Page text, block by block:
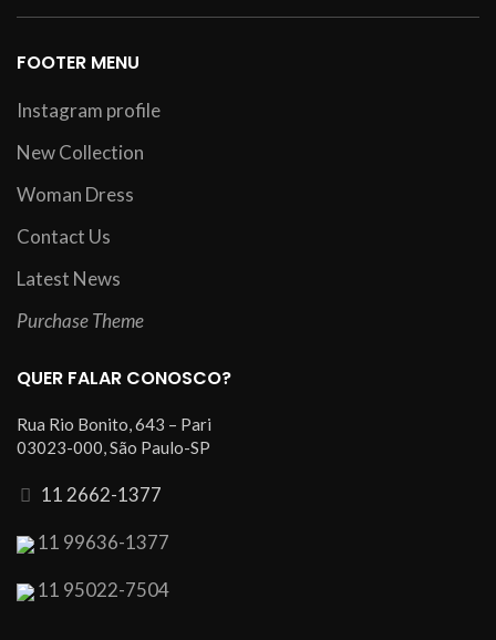
FOOTER MENU
Instagram profile
New Collection
Woman Dress
Contact Us
Latest News
Purchase Theme
QUER FALAR CONOSCO?
Rua Rio Bonito, 643 – Pari
03023-000, São Paulo-SP
11 2662-1377
11 99636-1377
11 95022-7504